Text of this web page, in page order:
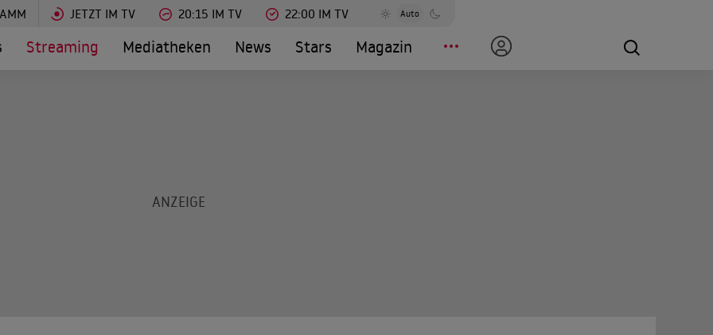
JETZT IM TV 20:15 IM TV 22:00 IM TV Auto
Streaming Mediatheken News Stars Magazin